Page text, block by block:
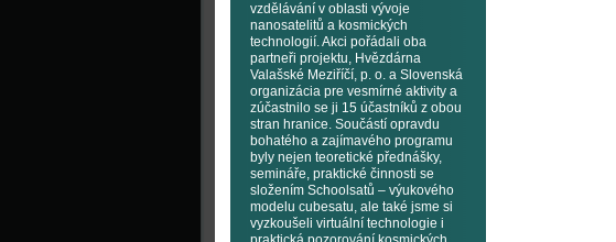
vzdělávání v oblasti vývoje
nanosatelitů a kosmických
technologií. Akci pořádali oba
partneři projektu, Hvězdárna
Valašské Meziříčí, p. o. a Slovenská
organizácia pre vesmírné aktivity a
zúčastnilo se ji 15 účastníků z obou
stran hranice. Součástí opravdu
bohatého a zajímavého programu
byly nejen teoretické přednášky,
semináře, praktické činnosti se
složením Schoolsatů – výukového
modelu cubesatu, ale také jsme si
vyzkoušeli virtuální technologie i